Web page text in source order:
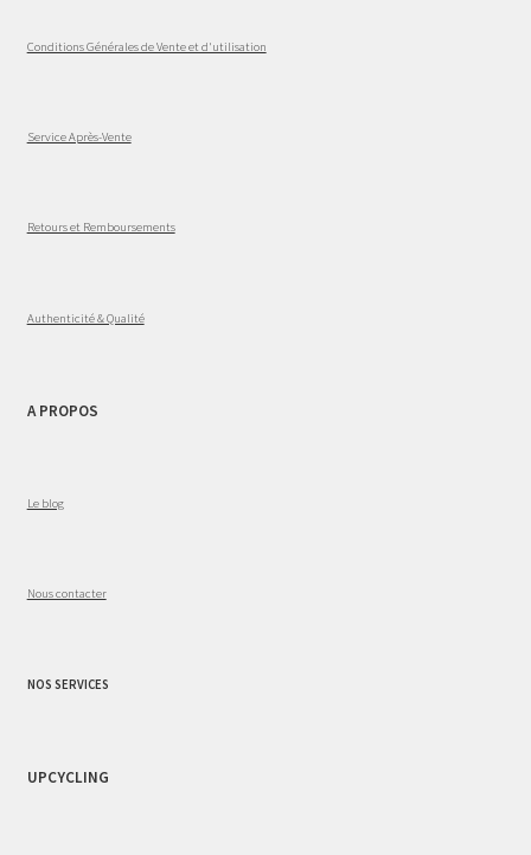
Conditions Générales de Vente et d'utilisation
Service Après-Vente
Retours et Remboursements
Authenticité & Qualité
A PROPOS
Le blog
Nous contacter
NOS SERVICES
UPCYCLING